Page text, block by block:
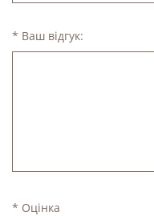
* Ваш відгук:
* Оцінка